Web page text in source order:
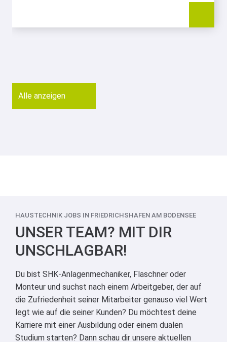
Alle anzeigen
HAUSTECHNIK JOBS IN FRIEDRICHSHAFEN AM BODENSEE
UNSER TEAM? MIT DIR
UNSCHLAGBAR!
Du bist SHK-Anlagenmechaniker, Flaschner oder
Monteur und suchst nach einem Arbeitgeber, der auf
die Zufriedenheit seiner Mitarbeiter genauso viel Wert
legt wie auf die seiner Kunden? Du möchtest deine
Karriere mit einer Ausbildung oder einem dualen
Studium starten? Dann schau dir unsere aktuellen